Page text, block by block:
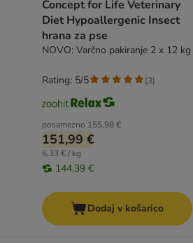
Concept for Life Veterinary
Diet Hypoallergenic Insect
hrana za pse
NOVO: Varčno pakiranje 2 x 12 kg
posamezno 155,98 €
151,99 €
6,33 € / kg
144,39 €
Rating: 5/5 (3)
Dodaj v košarico